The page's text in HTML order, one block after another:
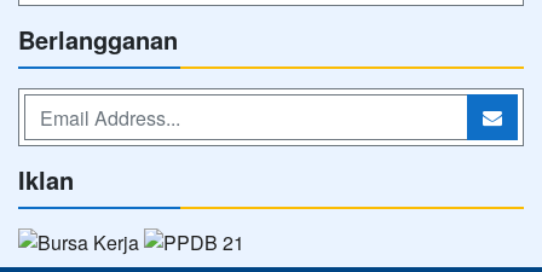
Berlangganan
Iklan